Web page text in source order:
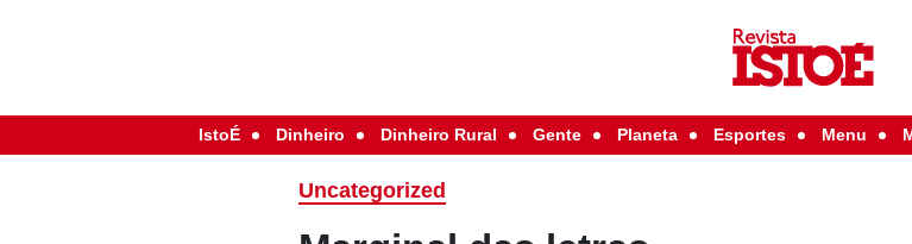
IstoÉ Dinheiro Dinheiro Rural Gente Planeta Esportes Menu
Uncategorized